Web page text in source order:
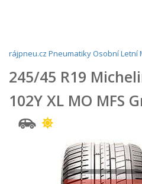
rájpneu.cz PneumatikyOsobníLetní
245/45 R19
102Y XL MO MFS